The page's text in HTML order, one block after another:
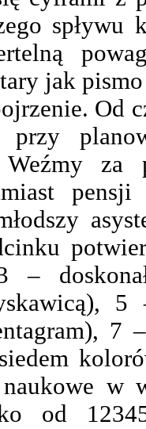
spływu
jak
Od
przy
Weźmy za
–
5
7
w
od